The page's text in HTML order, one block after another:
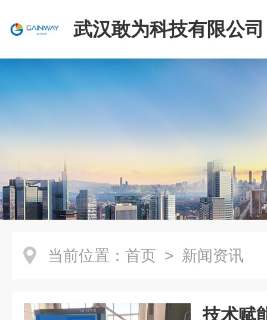
武汉敢为科技有限公司
当前位置： 首页 > 新闻资讯